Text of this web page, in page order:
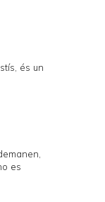
és un
es